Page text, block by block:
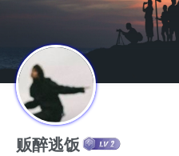
贩醉逃饭